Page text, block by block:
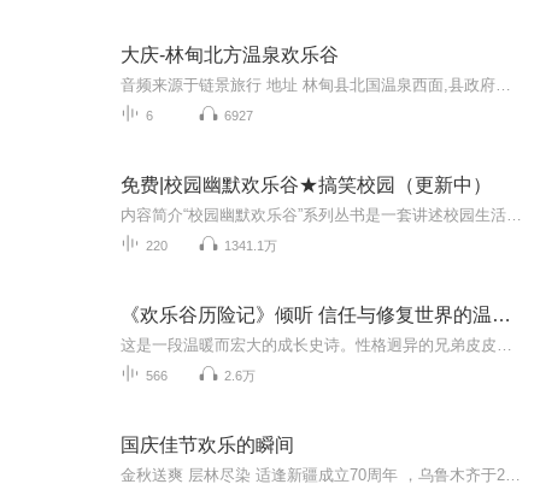
大庆-林甸北方温泉欢乐谷
6 6927
免费|校园幽默欢乐谷★搞笑校园（更新中）
220 1341.1万
《欢乐谷历险记》倾听 信任与修复世界的温柔寓言
566 2.6万
国庆佳节欢乐的瞬间